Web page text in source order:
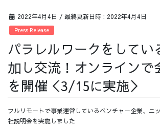
サービス
採用情報
採用情報トップ
2022年4月4日 / 最終更新日時 : 2022年4月4日
Press Release
パラレルワークをしてい
加し交流！オンラインで
を開催＜3/15に実施＞
フルリモートで事業運営しているベンチャー企業、ニ
社説明会を実施しました